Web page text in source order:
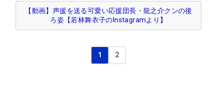
【動画】声援を送る可愛い応援団長・龍之介クンの後
ろ姿【若林舞衣子のInstagramより】
1 2